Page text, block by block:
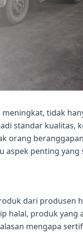
tidak
standar kualitas,
orang
aspek penting
dari produsen
halal, produk yang
mengapa